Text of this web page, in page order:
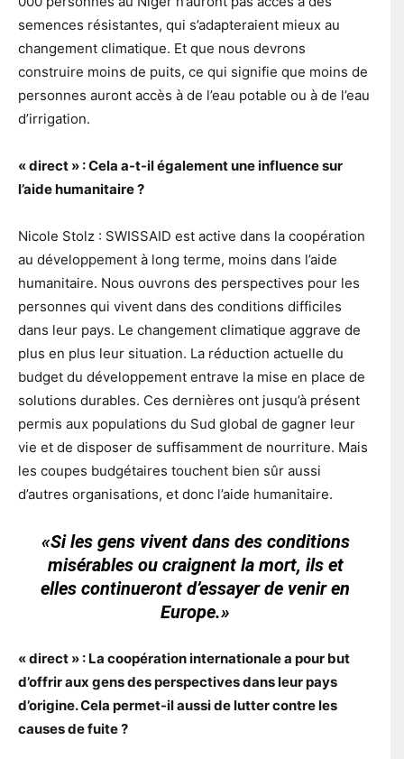
semences résistantes, qui s’adapteraient mieux au
changement climatique. Et que nous devrons
construire moins de puits, ce qui signifie que moins de
personnes auront accès à de l’eau potable ou à de l’eau
d’irrigation.
« direct » : Cela a-t-il également une influence sur
l’aide humanitaire ?
Nicole Stolz : SWISSAID est active dans la coopération
au développement à long terme, moins dans l’aide
humanitaire. Nous ouvrons des perspectives pour les
personnes qui vivent dans des conditions difficiles
dans leur pays. Le changement climatique aggrave de
plus en plus leur situation. La réduction actuelle du
budget du développement entrave la mise en place de
solutions durables. Ces dernières ont jusqu’à présent
permis aux populations du Sud global de gagner leur
vie et de disposer de suffisamment de nourriture. Mais
les coupes budgétaires touchent bien sûr aussi
d’autres organisations, et donc l’aide humanitaire.
«Si les gens vivent dans des conditions
misérables ou craignent la mort, ils et
elles continueront d’essayer de venir en
Europe.»
« direct » : La coopération internationale a pour but
d’offrir aux gens des perspectives dans leur pays
d’origine. Cela permet-il aussi de lutter contre les
causes de fuite ?